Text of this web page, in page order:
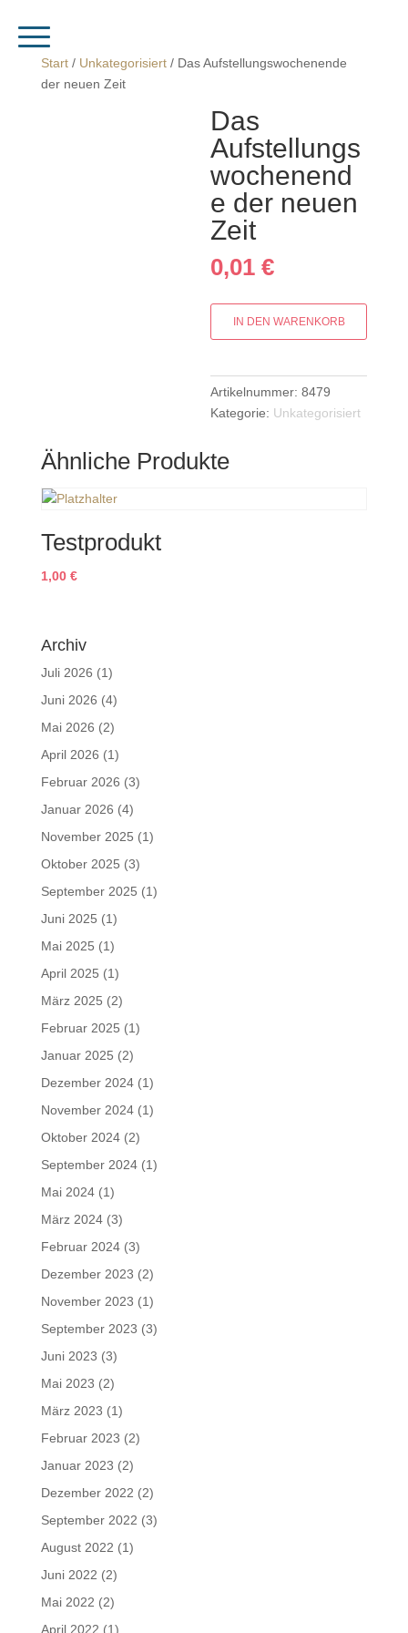
Start/ Unkategorisiert/ Das Aufstellungswochenende
der neuen Zeit
Das
Aufstellungs
wochenend
e der neuen
Zeit
0,01€
neuen
Zeit
Menge
IN DEN WARENKORB
Artikelnummer:8479
Kategorie: Unkategorisiert
Ähnliche Produkte
Testprodukt
1,00 €
Archiv
Juli 2026 (1)
Juni 2026 (4)
Mai 2026 (2)
April 2026 (1)
Februar 2026 (3)
Januar 2026 (4)
November 2025 (1)
Oktober 2025 (3)
September 2025 (1)
Juni 2025 (1)
Mai 2025 (1)
April 2025 (1)
März 2025 (2)
Februar 2025 (1)
Januar 2025 (2)
Dezember 2024(1)
November 2024(1)
Oktober 2024(2)
September 2024(1)
Mai 2024(1)
März 2024(3)
Februar 2024(3)
Dezember 2023 (2)
November 2023 (1)
September 2023 (3)
Juni 2023 (3)
Mai 2023 (2)
März 2023 (1)
Februar 2023 (2)
Januar 2023 (2)
Dezember 2022 (2)
September 2022 (3)
August 2022 (1)
Juni 2022 (2)
Mai 2022 (2)
April 2022 (1)